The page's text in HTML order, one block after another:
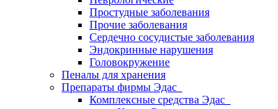
Простудные заболевания
Прочие заболевания
Сердечно сосудистые заболевания
Эндокринные нарушения
Головокружение
Пеналы для хранения
Препараты фирмы Эдас
Комплексные средства Эдас